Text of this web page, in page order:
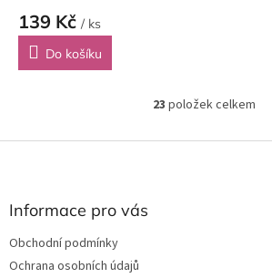
139 Kč / ks
Do košíku
O
l
23 položek celkem
Z
Informace pro vás
Obchodní podmínky
Ochrana osobních údajů